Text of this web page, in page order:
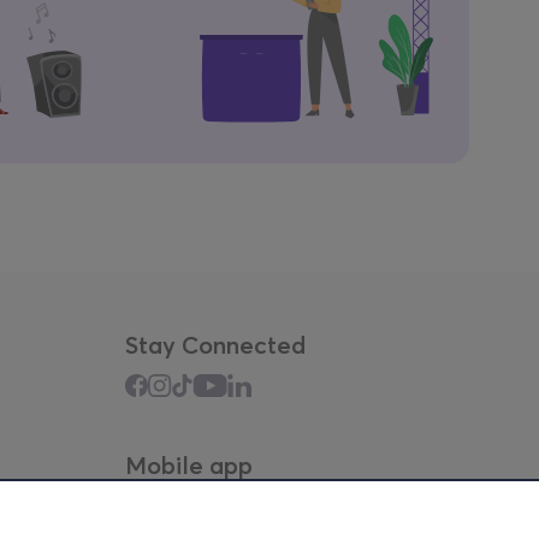
Stay Connected
Mobile app